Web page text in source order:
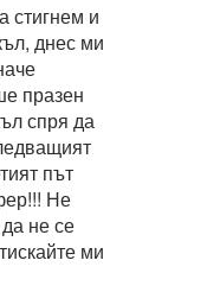
стигнем и
днес ми
празен
спря да
път
Не
не се
ми